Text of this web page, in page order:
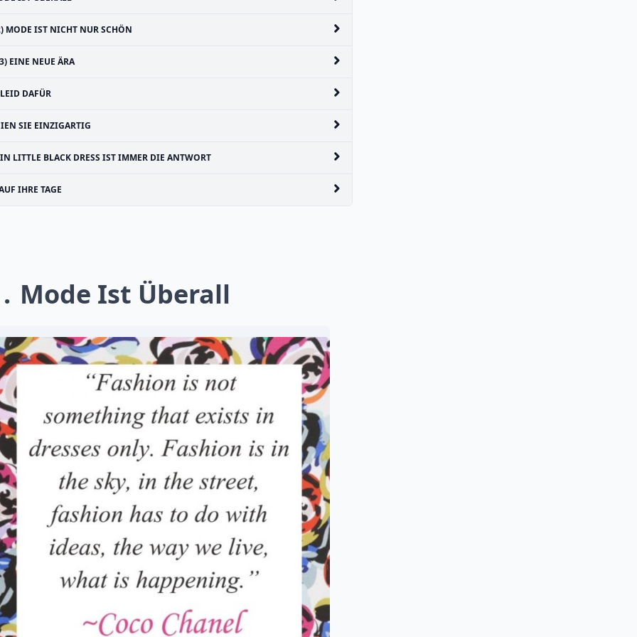
MODE IST NICHT NUR SCHÖN
EINE NEUE ÄRA
DAFÜR
SIE EINZIGARTIG
LITTLE BLACK DRESS IST IMMER DIE ANTWORT
IHRE TAGE
Mode Ist Überall